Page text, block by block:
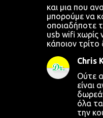
και μια που
μπορούμε να
οποιαδήποτε
usb wifi χωρίς
κάποιον
Chris
Ούτε
είναι
όλα
την